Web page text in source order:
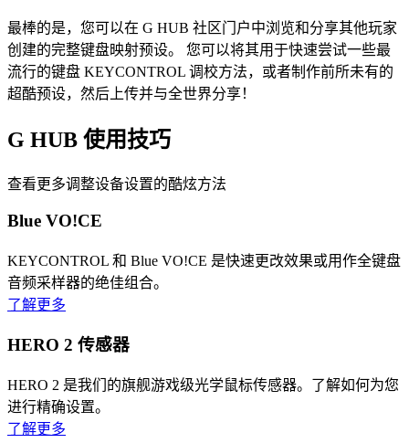
最棒的是，您可以在 G HUB 社区门户中浏览和分享其他玩家
创建的完整键盘映射预设。 您可以将其用于快速尝试一些最
流行的键盘 KEYCONTROL 调校方法，或者制作前所未有的
超酷预设，然后上传并与全世界分享！
G HUB 使用技巧
查看更多调整设备设置的酷炫方法
Blue VO!CE
KEYCONTROL 和 Blue VO!CE 是快速更改效果或用作全键盘
音频采样器的绝佳组合。
了解更多
HERO 2 传感器
HERO 2 是我们的旗舰游戏级光学鼠标传感器。了解如何为您
进行精确设置。
了解更多